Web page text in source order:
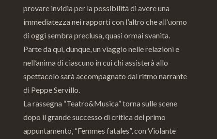
provare invidia per la possibilità di avere una
immediatezza nei rapporti con l’altro che all’uomo
di oggi sembra preclusa, quasi ormai svanita.
Parte da qui, dunque, un viaggio nelle relazioni e
nell’anima di ciascuno in cui chi assisterà allo
spettacolo sarà accompagnato dal ritmo narrante
di Peppe Servillo.
La rassegna “Teatro&Musica” torna sulle scene
dopo il grande successo di critica del primo
appuntamento, “Femmes fatales”, con Violante